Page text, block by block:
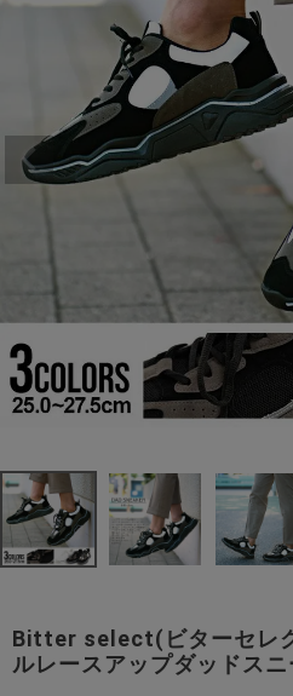
Bitter select(ビターセレ
ルレースアップダッドス